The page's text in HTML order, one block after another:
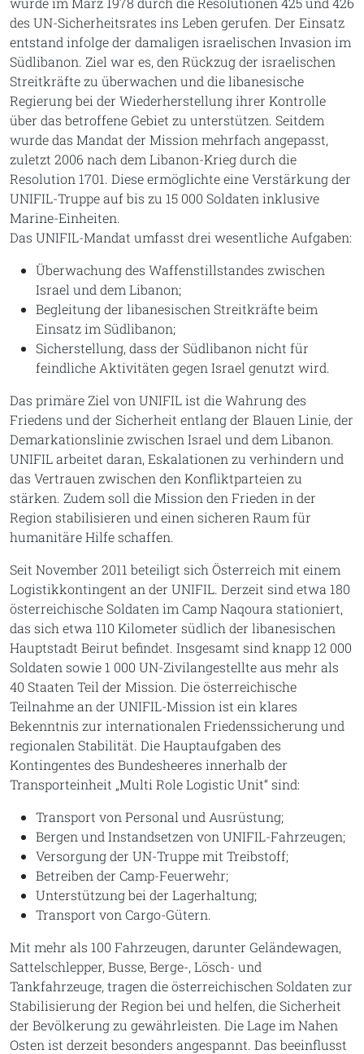
des UN-Sicherheitsrates ins Leben gerufen. Der Einsatz
entstand infolge der damaligen israelischen Invasion im
Südlibanon. Ziel war es, den Rückzug der israelischen
Streitkräfte zu überwachen und die libanesische
Regierung bei der Wiederherstellung ihrer Kontrolle
über das betroffene Gebiet zu unterstützen. Seitdem
wurde das Mandat der Mission mehrfach angepasst,
zuletzt 2006 nach dem Libanon-Krieg durch die
Resolution 1701. Diese ermöglichte eine Verstärkung der
UNIFIL-Truppe auf bis zu 15 000 Soldaten inklusive
Marine-Einheiten.
Das UNIFIL-Mandat umfasst drei wesentliche Aufgaben:
Überwachung des Waffenstillstandes zwischen
Israel und dem Libanon;
Begleitung der libanesischen Streitkräfte beim
Einsatz im Südlibanon;
Sicherstellung, dass der Südlibanon nicht für
feindliche Aktivitäten gegen Israel genutzt wird.
Das primäre Ziel von UNIFIL ist die Wahrung des
Friedens und der Sicherheit entlang der Blauen Linie, der
Demarkationslinie zwischen Israel und dem Libanon.
UNIFIL arbeitet daran, Eskalationen zu verhindern und
das Vertrauen zwischen den Konfliktparteien zu
stärken. Zudem soll die Mission den Frieden in der
Region stabilisieren und einen sicheren Raum für
humanitäre Hilfe schaffen.
Seit November 2011 beteiligt sich Österreich mit einem
Logistikkontingent an der UNIFIL. Derzeit sind etwa 180
österreichische Soldaten im Camp Naqoura stationiert,
das sich etwa 110 Kilometer südlich der libanesischen
Hauptstadt Beirut befindet. Insgesamt sind knapp 12 000
Soldaten sowie 1 000 UN-Zivilangestellte aus mehr als
40 Staaten Teil der Mission. Die österreichische
Teilnahme an der UNIFIL-Mission ist ein klares
Bekenntnis zur internationalen Friedenssicherung und
regionalen Stabilität. Die Hauptaufgaben des
Kontingentes des Bundesheeres innerhalb der
Transporteinheit „Multi Role Logistic Unit“ sind:
Transport von Personal und Ausrüstung;
Bergen und Instandsetzen von UNIFIL-Fahrzeugen;
Versorgung der UN-Truppe mit Treibstoff;
Betreiben der Camp-Feuerwehr;
Unterstützung bei der Lagerhaltung;
Transport von Cargo-Gütern.
Mit mehr als 100 Fahrzeugen, darunter Geländewagen,
Sattelschlepper, Busse, Berge-, Lösch- und
Tankfahrzeuge, tragen die österreichischen Soldaten zur
Stabilisierung der Region bei und helfen, die Sicherheit
der Bevölkerung zu gewährleisten. Die Lage im Nahen
Osten ist derzeit besonders angespannt. Das beeinflusst